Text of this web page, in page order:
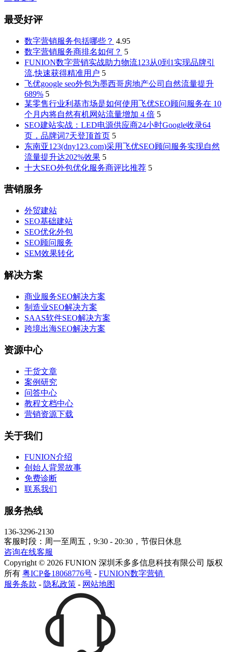
最受好评
数字营销服务包括哪些？ 4.95
数字营销服务商排名如何？ 5
FUNION数字营销实战助力物流123从0到1实现品牌引
流,快速获得精准用户 5
飞优google seo外包为墨西哥房地产公司自然流量提升
689% 5
某零售行业利基市场是如何使用飞优SEO顾问服务在 10
个月内将自然有机网站流量增加 4 倍 5
SEO建站实战：LED电源供应商24小时Google收录64
页，品牌词7天登顶首页 5
东南亚123(dny123.com)采用飞优SEO顾问服务实现自然
流量提升达202%效果 5
十大SEO外包优化服务商评比推荐 5
营销服务
外贸建站
SEO基础建站
SEO优化外包
SEO顾问服务
SEM效果转化
解决方案
商业服务SEO解决方案
制造业SEO解决方案
SAAS软件SEO解决方案
跨境出海SEO解决方案
资源中心
干货文章
案例研究
问答中心
教程文档中心
营销资源下载
关于我们
FUNION介绍
创始人背景故事
免费诊断
联系我们
服务热线
136-3296-2130
客服时段：周一至周五，9:30 - 20:30，节假日休息
咨询在线客服
Copyright © 2026 FUNION 深圳禾多多信息科技有限公司 版权
所有 粤ICP备18068776号 - FUNION数字营销
服务条款 - 隐私政策 - 网站地图